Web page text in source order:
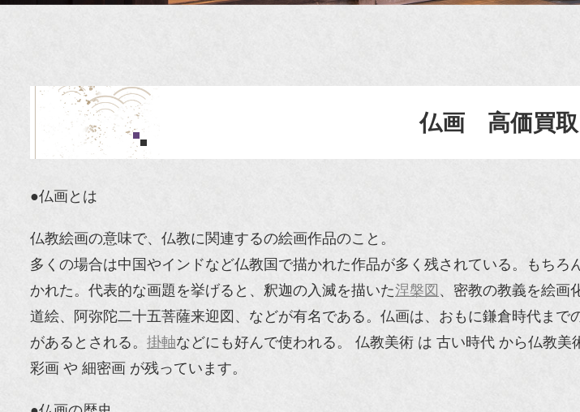
仏画 高価買
●仏画とは
仏教絵画の意味で、仏教に関連するの絵画作品のこと。
多くの場合は中国やインドなど仏教国で描かれた作品が多く残されている。もちろ
かれた。代表的な画題を挙げると、釈迦の入滅を描いた涅槃図 、密教の教義を絵画
道絵、阿弥陀二十五菩薩来迎図、などが有名である。仏画は、おもに鎌倉時代まで
があるとされる。 掛軸などにも好んで使われる。 仏教美術 は 古い時代 から仏教
彩画 や 細密画 が残っています。